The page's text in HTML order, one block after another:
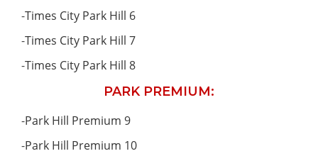
-Times City Park Hill 6
-Times City Park Hill 7
-Times City Park Hill 8
PARK PREMIUM:
-Park Hill Premium 9
-Park Hill Premium 10